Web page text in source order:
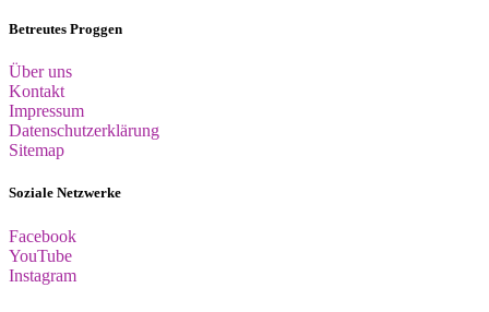
Betreutes Proggen
Über uns
Kontakt
Impressum
Datenschutzerklärung
Sitemap
Soziale Netzwerke
Facebook
YouTube
Instagram